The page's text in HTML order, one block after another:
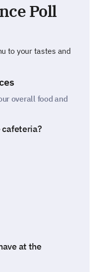
Poll
to your tastes and
overall food and
cafeteria?
at the